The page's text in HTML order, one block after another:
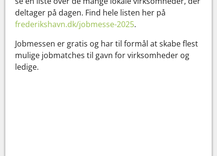
deltager på dagen. Find hele listen her på
frederikshavn.dk/jobmesse-2025.
Jobmessen er gratis og har til formål at skabe flest
mulige jobmatches til gavn for virksomheder og
ledige.